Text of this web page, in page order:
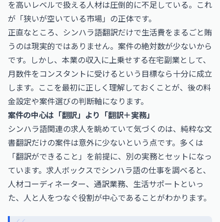
を高いレベルで扱える人材は圧倒的に不足している。これ
が「狭いが空いている市場」の正体です。
正直なところ、シンハラ語翻訳だけで生活費をまるごと賄
うのは現実的ではありません。案件の絶対数が少ないから
です。しかし、本業の収入に上乗せする在宅副業として、
月数件をコンスタントに受けるという目標なら十分に成立
します。ここを最初に正しく理解しておくことが、後の料
金設定や案件選びの判断軸になります。
案件の中心は「翻訳」より「翻訳＋実務」
シンハラ語関連の求人を眺めていて気づくのは、純粋な文
書翻訳だけの案件は意外に少ないという点です。多くは
「翻訳ができること」を前提に、別の実務とセットになっ
ています。求人ボックスでシンハラ語の仕事を調べると、
人材コーディネーター、通訳業務、生活サポートといっ
た、人と人をつなぐ役割が中心であることがわかります。